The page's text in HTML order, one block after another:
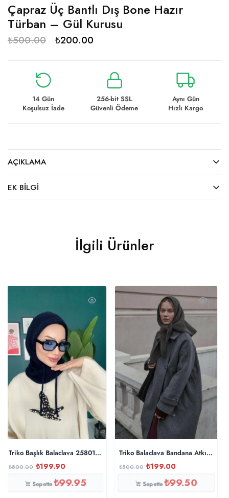
Çapraz Üç Bantlı Dış Bone Hazır
Türban – Gül Kurusu
₺500.00 ₺200.00
14 Gün
Koşulsuz İade
256-bit SSL
Güvenli Ödeme
Aynı Gün
Hızlı Kargo
AÇIKLAMA
EK BILGI
İlgili Ürünler
Triko Başlık Balaclava 25801 – Lacivert
₺800.00 ₺199.90
Sepette₺99.95
Triko Balaclava Bandana Atkı –
₺500.00 ₺199.00
Sepette₺99.50